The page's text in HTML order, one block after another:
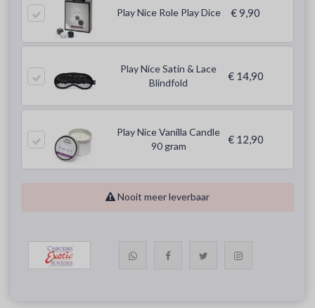
Play Nice Role Play Dice € 9,90
Play Nice Satin & Lace
Blindfold
€ 14,90
Play Nice Vanilla Candle
90 gram
€ 12,90
Nooit meer leverbaar